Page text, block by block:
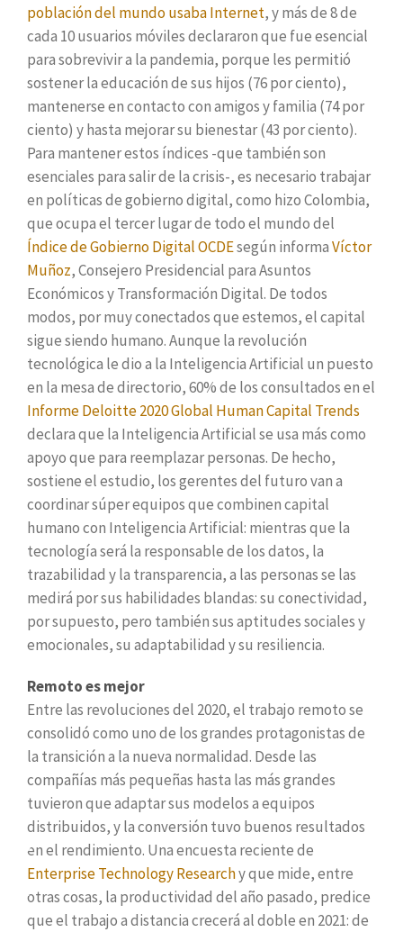
población del mundo usaba Internet, y más de 8 de
cada 10 usuarios móviles declararon que fue esencial
para sobrevivir a la pandemia, porque les permitió
sostener la educación de sus hijos (76 por ciento),
mantenerse en contacto con amigos y familia (74 por
ciento) y hasta mejorar su bienestar (43 por ciento).
Para mantener estos índices -que también son
esenciales para salir de la crisis-, es necesario trabajar
en políticas de gobierno digital, como hizo Colombia,
que ocupa el tercer lugar de todo el mundo del
Índice de Gobierno Digital OCDEsegún informaVíctor
Muñoz, Consejero Presidencial para Asuntos
Económicos y Transformación Digital. De todos
modos, por muy conectados que estemos, el capital
sigue siendo humano. Aunque la revolución
tecnológica le dio a la Inteligencia Artificial un puesto
en la mesa de directorio, 60% de los consultados en el
Informe Deloitte 2020 Global Human Capital Trends
declara que la Inteligencia Artificial se usa más como
apoyo que para reemplazar personas. De hecho,
sostiene el estudio, los gerentes del futuro van a
coordinar súper equipos que combinen capital
humano con Inteligencia Artificial: mientras que la
tecnología será la responsable de los datos, la
trazabilidad y la transparencia, a las personas se las
medirá por sus habilidades blandas: su conectividad,
por supuesto, pero también sus aptitudes sociales y
emocionales, su adaptabilidad y su resiliencia.
Remoto es mejor
Entre las revoluciones del 2020, el trabajo remoto se
consolidó como uno de los grandes protagonistas de
la transición a la nueva normalidad. Desde las
compañías más pequeñas hasta las más grandes
tuvieron que adaptar sus modelos a equipos
distribuidos, y la conversión tuvo buenos resultados
en el rendimiento. Una encuesta reciente de
Enterprise Technology Researchy que mide, entre
otras cosas, la productividad del año pasado, predice
que el trabajo a distancia crecerá al doble en 2021: de